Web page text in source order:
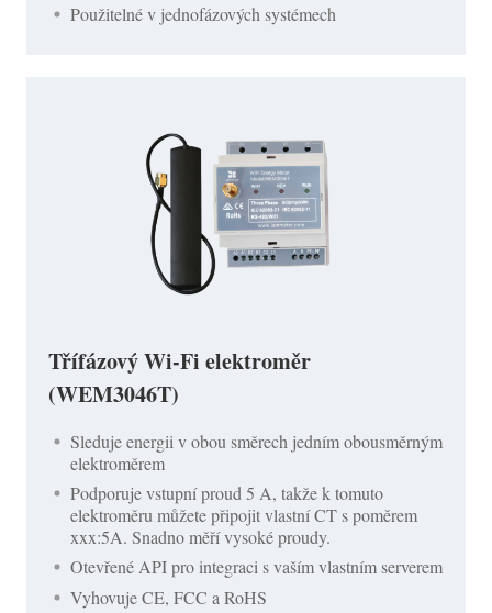
Použitelné v jednofázových systémech
Třífázový Wi-Fi elektroměr
(WEM3046T)
Sleduje energii v obou směrech jedním obousměrným
elektroměrem
Podporuje vstupní proud 5 A, takže k tomuto
elektroměru můžete připojit vlastní CT s poměrem
xxx:5A. Snadno měří vysoké proudy.
Otevřené API pro integraci s vaším vlastním serverem
Vyhovuje CE, FCC a RoHS